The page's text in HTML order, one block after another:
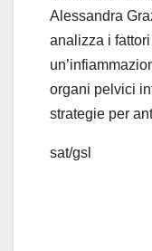
Alessandra
analizza i
organi pelvici
strategie per
sat/gsl